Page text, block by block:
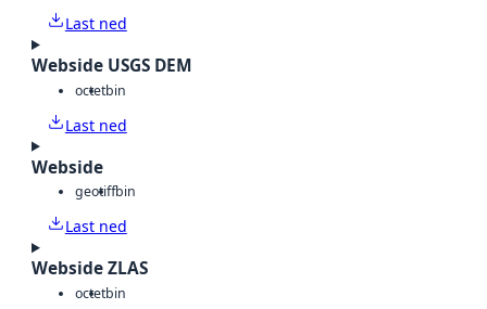
Last ned
Webside USGS DEM
octetbin
Last ned
Webside
geotiffbin
Last ned
Webside ZLAS
octetbin